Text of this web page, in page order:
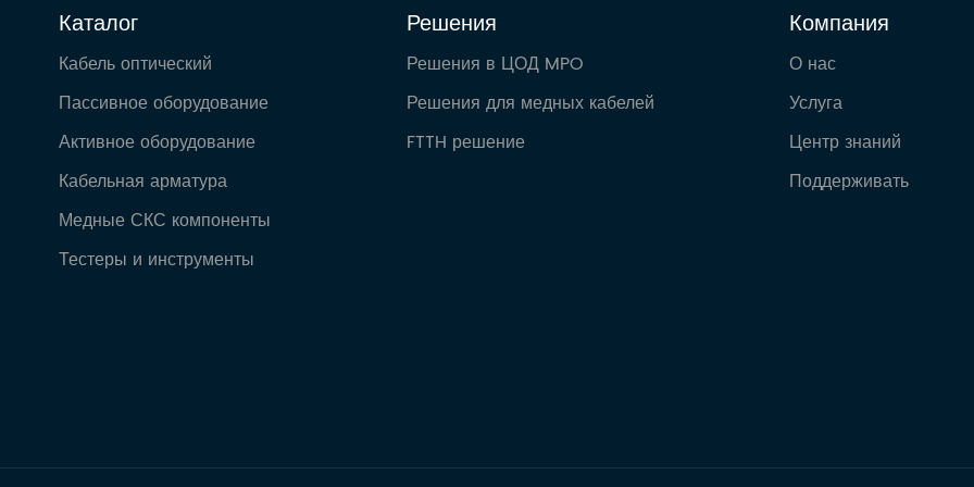
Каталог
Кабель оптический
Пассивное оборудование
Активное оборудование
Кабельная арматура
Медные СКС компоненты
Тестеры и инструменты
Решения
Решения в ЦОД MPO
Решения для медных кабелей
FTTH решение
Компания
О нас
Услуга
Центр знаний
Поддерживать